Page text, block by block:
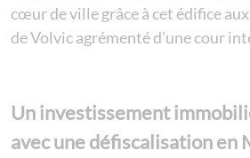
cœur de ville grâce à cet édifice
de Volvic agrémenté d’une cour
Un investissement
avec une défiscalisation en